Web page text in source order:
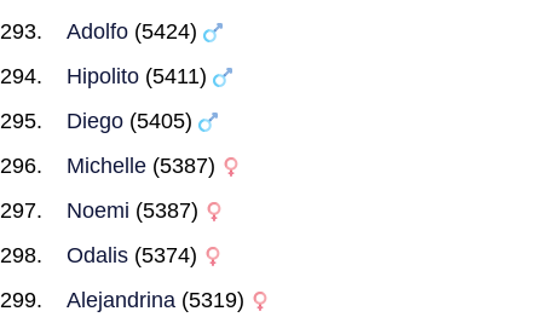
Adolfo (5424)
Hipolito (5411)
Diego (5405)
Michelle (5387)
Noemi (5387)
Odalis (5374)
Alejandrina (5319)